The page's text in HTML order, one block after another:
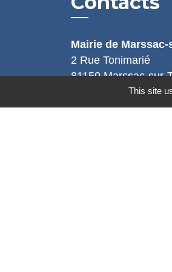
Mairie de Marssac-
2 Rue Tonimarié
81150 Marssac-sur-
+33 5 63 55 40 47
accueil@marssac-
This site